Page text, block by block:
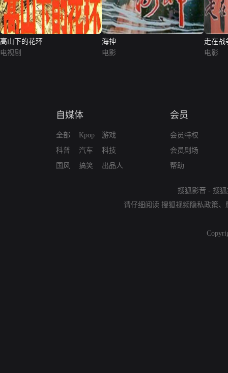
高山下的花环
电视剧
海神
电影
走在战
电影
自媒体
全部
科普
国风
Kpop
汽车
搞笑
游戏
科技
出品人
会员
会员特权
会员剧场
帮助
搜狐影音 - 搜
请仔细阅读 搜狐视频隐私政策、